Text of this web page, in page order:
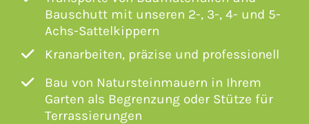
Bauschutt mit unseren 2-, 3-, 4- und 5-
Achs-Sattelkippern
Kranarbeiten, präzise und professionell
Bau von Natursteinmauern in Ihrem
Garten als Begrenzung oder Stütze für
Terrassierungen